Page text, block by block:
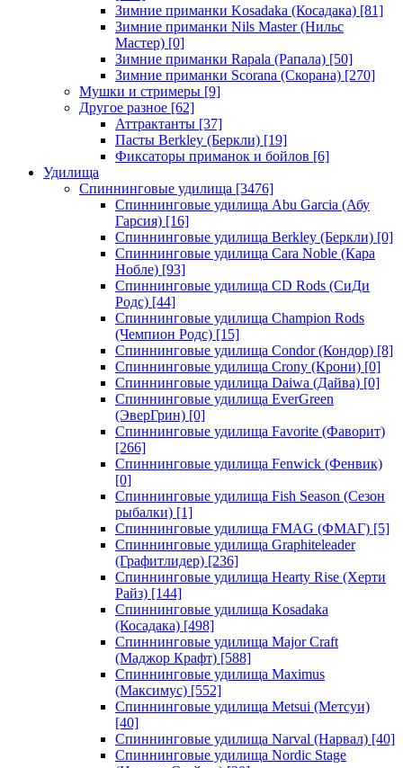
Зимние приманки Kosadaka (Косадака) [81]
Зимние приманки Nils Master (Нильс
Мастер) [0]
Зимние приманки Rapala (Рапала) [50]
Зимние приманки Scorana (Скорана) [270]
Мушки и стримеры [9]
Другое разное [62]
Аттрактанты [37]
Пасты Berkley (Беркли) [19]
Фиксаторы приманок и бойлов [6]
Удилища
Спиннинговые удилища [3476]
Спиннинговые удилища Abu Garcia (Абу
Гарсия) [16]
Спиннинговые удилища Berkley (Беркли) [0]
Спиннинговые удилища Cara Noble (Кара
Нобле) [93]
Спиннинговые удилища CD Rods (СиДи
Родс) [44]
Спиннинговые удилища Champion Rods
(Чемпион Родс) [15]
Спиннинговые удилища Condor (Кондор) [8]
Спиннинговые удилища Crony (Крони) [0]
Спиннинговые удилища Daiwa (Дайва) [0]
Спиннинговые удилища EverGreen
(ЭверГрин) [0]
Спиннинговые удилища Favorite (Фаворит)
[266]
Спиннинговые удилища Fenwick (Фенвик)
[0]
Спиннинговые удилища Fish Season (Сезон
рыбалки) [1]
Спиннинговые удилища FMAG (ФМАГ) [5]
Спиннинговые удилища Graphiteleader
(Графитлидер) [236]
Спиннинговые удилища Hearty Rise (Херти
Райз) [144]
Спиннинговые удилища Kosadaka
(Косадака) [498]
Спиннинговые удилища Major Craft
(Маджор Крафт) [588]
Спиннинговые удилища Maximus
(Максимус) [552]
Спиннинговые удилища Metsui (Метсуи)
[40]
Спиннинговые удилища Narval (Нарвал) [40]
Спиннинговые удилища Nordic Stage